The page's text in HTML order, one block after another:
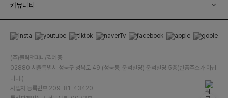
커뮤니티
(주)클릭앤퍼니/김예중
02880 서울특별시 성북구 성북로 49 (성북동, 운석빌딩) 운석빌딩 5층(반품주소가 아닙
니다.)
사업자 등록번호 209-81-43420